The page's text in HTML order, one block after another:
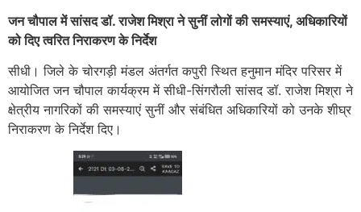
जन चौपाल में सांसद डॉ. राजेश मिश्रा ने सुनीं लोगों की समस्याएं, अधिकारियों
को दिए त्वरित निराकरण के निर्देश
सीधी। जिले के चोरगड़ी मंडल अंतर्गत कपुरी स्थित हनुमान मंदिर परिसर में
आयोजित जन चौपाल कार्यक्रम में सीधी-सिंगरौली सांसद डॉ. राजेश मिश्रा ने
क्षेत्रीय नागरिकों की समस्याएं सुनीं और संबंधित अधिकारियों को उनके शीघ्र
निराकरण के निर्देश दिए।